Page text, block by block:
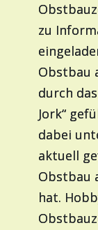
zu
Obstbau
durch
Jork“
dabei
aktuell
Obstbau
hat.